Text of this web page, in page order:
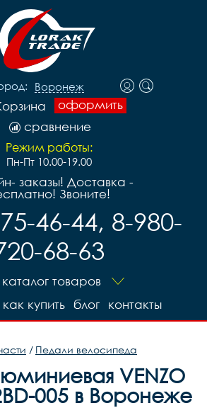
Воронеж
оформить
сравнение
Режим работы:
Пн-Пт 10.00-19.00
заказы! Доставка -
Звоните!
46-44, 8-980-
68-63
каталог товаров
контакты
блог
как купить
/ Педали велосипеда
VENZO
005 в Воронеже